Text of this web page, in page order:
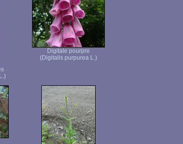
Digitale pourpre
(Digitalis purpurea L.)